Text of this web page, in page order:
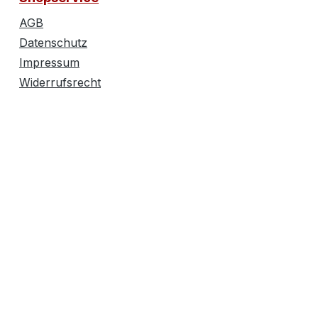
AGB
Datenschutz
Impressum
Widerrufsrecht